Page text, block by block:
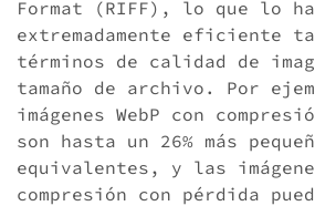
Format (RIFF), lo que lo
extremadamente eficiente
términos de calidad de
tamaño de archivo. Por
imágenes WebP con
son hasta un 26% más
equivalentes, y las
compresión con pérdida